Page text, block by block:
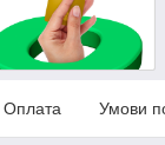
Оплата Умови